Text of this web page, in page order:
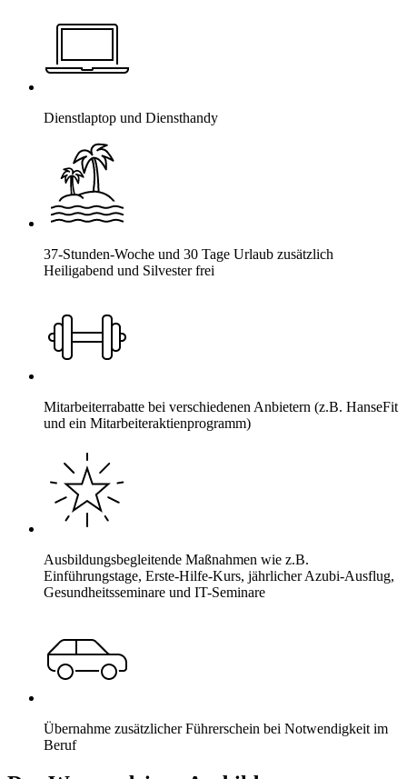
Dienstlaptop und Diensthandy
37-Stunden-Woche und 30 Tage Urlaub zusätzlich
Heiligabend und Silvester frei
Mitarbeiterrabatte bei verschiedenen Anbietern (z.B. HanseFit
und ein Mitarbeiteraktienprogramm)
Ausbildungsbegleitende Maßnahmen wie z.B.
Einführungstage, Erste-Hilfe-Kurs, jährlicher Azubi-Ausflug,
Gesundheitsseminare und IT-Seminare
Übernahme zusätzlicher Führerschein bei Notwendigkeit im
Beruf